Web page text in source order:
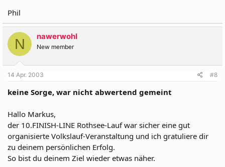
Phil
N nawerwohl
New member
14 Apr. 2003 #8
keine Sorge, war nicht abwertend gemeint
Hallo Markus,
der 10.FINISH-LINE Rothsee-Lauf war sicher eine gut
organisierte Volkslauf-Veranstaltung und ich gratuliere dir
zu deinem persönlichen Erfolg.
So bist du deinem Ziel wieder etwas näher.